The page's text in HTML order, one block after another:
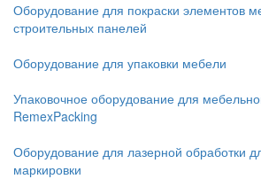
Оборудование для покраски элементов
строительных панелей
Оборудование для упаковки мебели
Упаковочное оборудование для
RemexPacking
Оборудование для лазерной обработки
маркировки